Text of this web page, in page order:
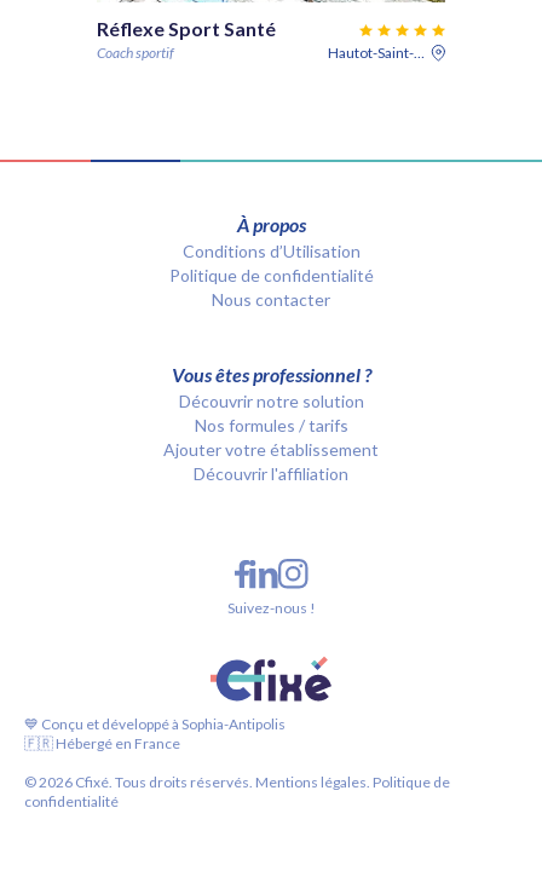
Réflexe Sport Santé
Coach sportif Hautot-Saint-Sulpice
À propos
Conditions d’Utilisation
Politique de confidentialité
Nous contacter
Vous êtes professionnel ?
Découvrir notre solution
Nos formules / tarifs
Ajouter votre établissement
Découvrir l'affiliation
💙 Conçu et développé à Sophia-Antipolis
🇫🇷 Hébergé en France
©2026 Cfixé. Tous droits réservés. Mentions légales. Politique de
confidentialité
Suivez-nous !